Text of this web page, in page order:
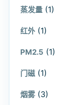
蒸发量 (1)
红外 (1)
PM2.5 (1)
门磁 (1)
烟雾 (3)